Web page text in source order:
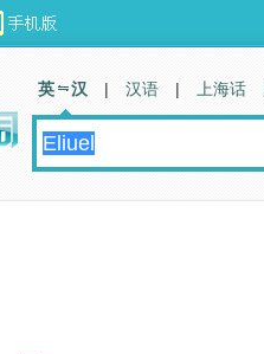
英 汉 | 汉语 | 上海话